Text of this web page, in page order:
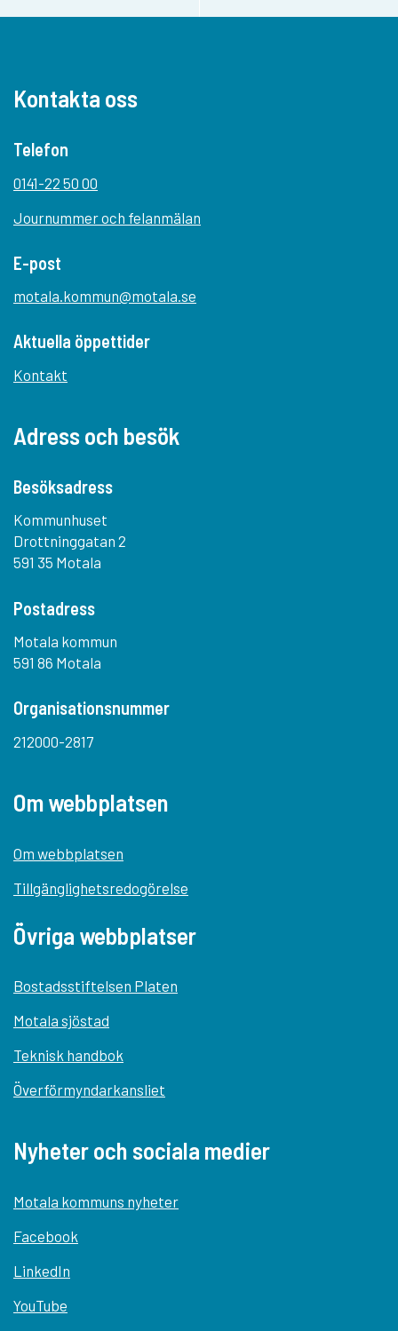
Kontakta oss
Telefon
0141-22 50 00
Journummer och felanmälan
E-post
motala.kommun@motala.se
Aktuella öppettider
Kontakt
Adress och besök
Besöksadress
Kommunhuset
Drottninggatan 2
591 35 Motala
Postadress
Motala kommun
591 86 Motala
Organisationsnummer
212000-2817
Om webbplatsen
Om webbplatsen
Tillgänglighetsredogörelse
Övriga webbplatser
Bostadsstiftelsen Platen
Motala sjöstad
Teknisk handbok
Överförmyndarkansliet
Nyheter och sociala medier
Motala kommuns nyheter
Facebook
LinkedIn
YouTube